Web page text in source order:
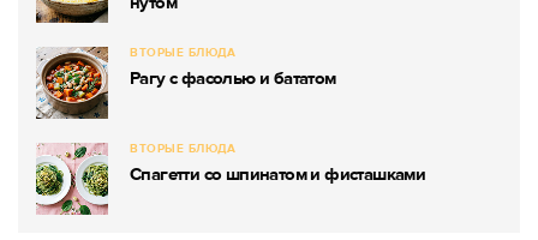
ВТОРЫЕ БЛЮДА
Рагу с фасолью и бататом
ВТОРЫЕ БЛЮДА
Спагетти со шпинатом и фисташками